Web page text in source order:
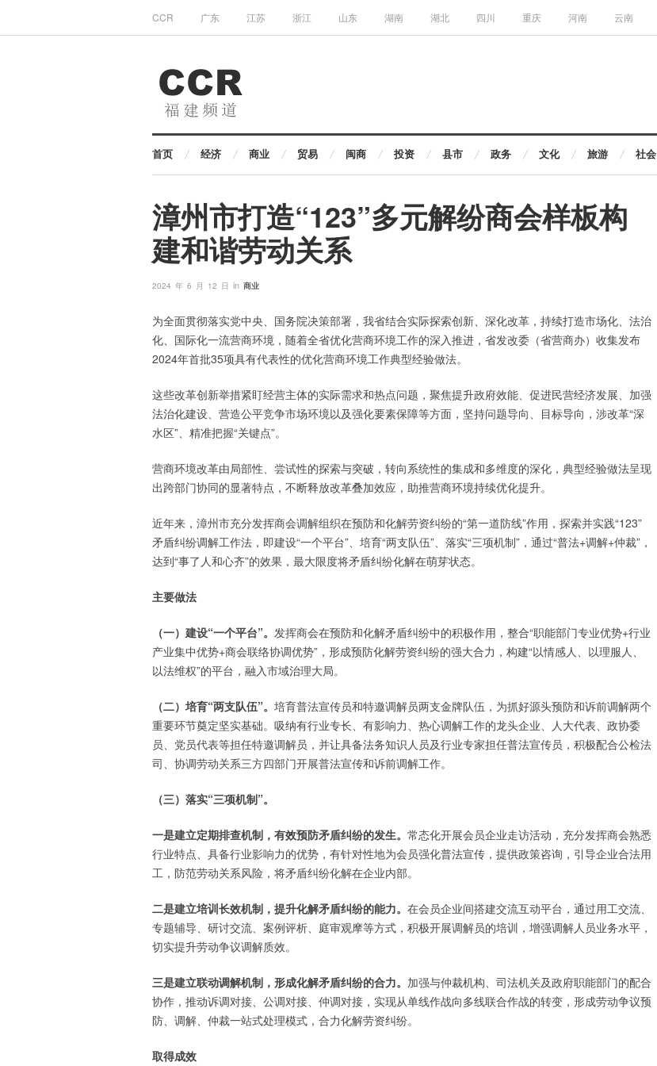
CCR 广东 江苏 浙江 山东 湖南 湖北 四川 重庆 河南 云南
首页 经济 商业 贸易 闽商 投资 县市 政务 文化 旅游 社会
漳州市打造“123”多元解纷商会样板构
建和谐劳动关系
2024 年 6 月 12 日 in 商业
为全面贯彻落实党中央、国务院决策部署，我省结合实际探索创新、深化改革，持续打造市场化、法治
化、国际化一流营商环境，随着全省优化营商环境工作的深入推进，省发改委（省营商办）收集发布
2024年首批35项具有代表性的优化营商环境工作典型经验做法。
这些改革创新举措紧盯经营主体的实际需求和热点问题，聚焦提升政府效能、促进民营经济发展、加强
法治化建设、营造公平竞争市场环境以及强化要素保障等方面，坚持问题导向、目标导向，涉改革“深
水区”、精准把握“关键点”。
营商环境改革由局部性、尝试性的探索与突破，转向系统性的集成和多维度的深化，典型经验做法呈现
出跨部门协同的显著特点，不断释放改革叠加效应，助推营商环境持续优化提升。
近年来，漳州市充分发挥商会调解组织在预防和化解劳资纠纷的“第一道防线”作用，探索并实践“123”
矛盾纠纷调解工作法，即建设“一个平台”、培育“两支队伍”、落实“三项机制”，通过“普法+调解+仲裁”，
达到“事了人和心齐”的效果，最大限度将矛盾纠纷化解在萌芽状态。
主要做法
（一）建设“一个平台”。 发挥商会在预防和化解矛盾纠纷中的积极作用，整合“职能部门专业优势+行业
产业集中优势+商会联络协调优势”，形成预防化解劳资纠纷的强大合力，构建“以情感人、以理服人、
以法维权”的平台，融入市域治理大局。
（二）培育“两支队伍”。 培育普法宣传员和特邀调解员两支金牌队伍，为抓好源头预防和诉前调解两个
重要环节奠定坚实基础。吸纳有行业专长、有影响力、热心调解工作的龙头企业、人大代表、政协委
员、党员代表等担任特邀调解员，并让具备法务知识人员及行业专家担任普法宣传员，积极配合公检法
司、协调劳动关系三方四部门开展普法宣传和诉前调解工作。
（三）落实“三项机制”。
一是建立定期排查机制，有效预防矛盾纠纷的发生。 常态化开展会员企业走访活动，充分发挥商会熟悉
行业特点、具备行业影响力的优势，有针对性地为会员强化普法宣传，提供政策咨询，引导企业合法用
工，防范劳动关系风险，将矛盾纠纷化解在企业内部。
二是建立培训长效机制，提升化解矛盾纠纷的能力。 在会员企业间搭建交流互动平台，通过用工交流、
专题辅导、研讨交流、案例评析、庭审观摩等方式，积极开展调解员的培训，增强调解人员业务水平，
切实提升劳动争议调解质效。
三是建立联动调解机制，形成化解矛盾纠纷的合力。 加强与仲裁机构、司法机关及政府职能部门的配合
协作，推动诉调对接、公调对接、仲调对接，实现从单线作战向多线联合作战的转变，形成劳动争议预
防、调解、仲裁一站式处理模式，合力化解劳资纠纷。
取得成效